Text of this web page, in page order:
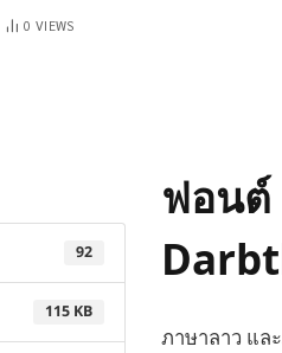
0 VIEWS
92
115 KB
ฟอนต์
ภาษาลาว แล